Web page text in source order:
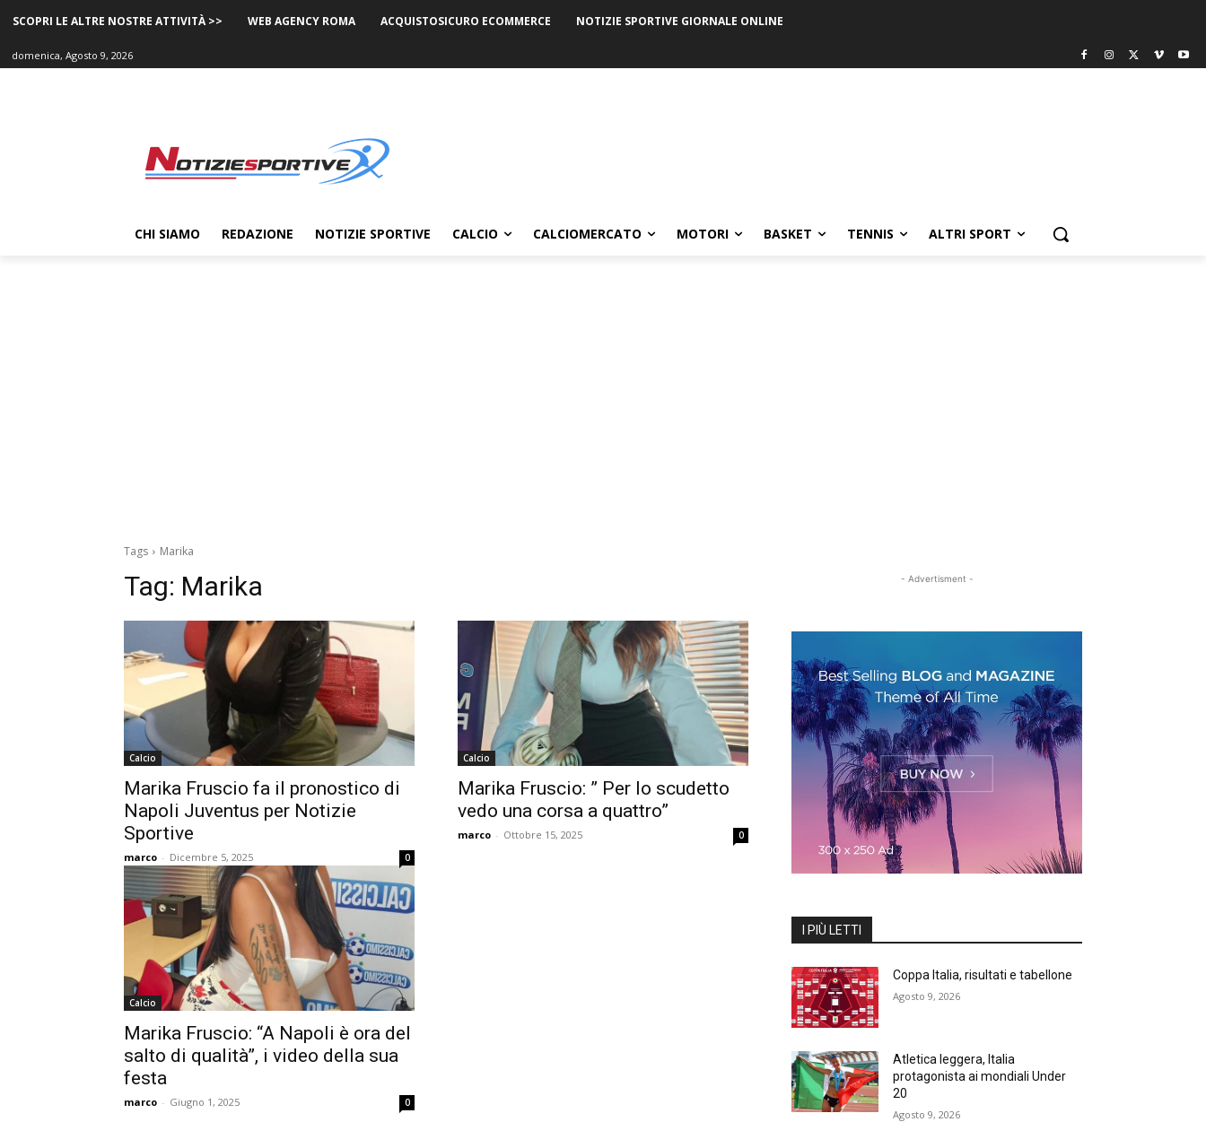
SCOPRI LE ALTRE NOSTRE ATTIVITÀ >> WEB AGENCY ROMA ACQUISTOSICURO ECOMMERCE NOTIZIE SPORTIVE GIORNALE ONLINE
domenica, Agosto 9, 2026
CHI SIAMO REDAZIONE NOTIZIE SPORTIVE CALCIO CALCIOMERCATO MOTORI BASKET TENNIS ALTRI SPORT
Tags Marika
Tag: Marika
Calcio
Marika Fruscio fa il pronostico di
Napoli Juventus per Notizie
Sportive
marco - Dicembre 5, 2025 0
Calcio
Marika Fruscio: ” Per lo scudetto
vedo una corsa a quattro”
marco - Ottobre 15, 2025 0
Calcio
Marika Fruscio: “A Napoli è ora del
salto di qualità”, i video della sua
festa
marco - Giugno 1, 2025 0
- Advertisment -
I PIÙ LETTI
Coppa Italia, risultati e tabellone
Agosto 9, 2026
Atletica leggera, Italia
protagonista ai mondiali Under
20
Agosto 9, 2026